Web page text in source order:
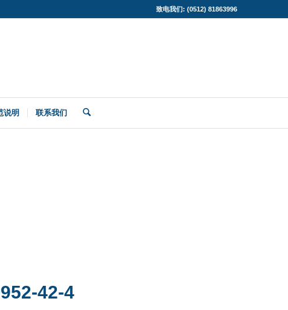
致电我们: (0512) 81863996
说明 联系我们
42-4